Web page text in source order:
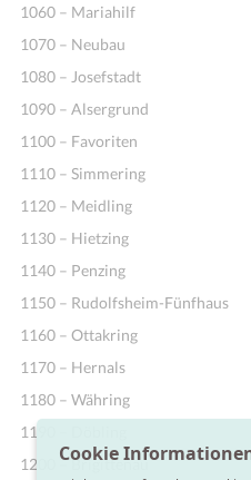
1060 – Mariahilf
1070 – Neubau
1080 – Josefstadt
1090 – Alsergrund
1100 – Favoriten
1110 – Simmering
1120 – Meidling
1130 – Hietzing
1140 – Penzing
1150 – Rudolfsheim-Fünfhaus
1160 – Ottakring
1170 – Hernals
1180 – Währing
1190 – Döbling
1200 – Brigittenau
Cookie